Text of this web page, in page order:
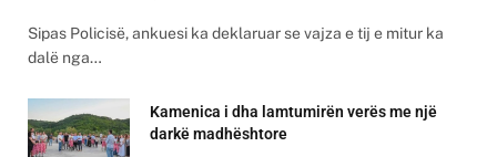
Sipas Policisë, ankuesi ka deklaruar se vajza e tij e mitur ka
dalë nga…
Kamenica i dha lamtumirën verës me një
darkë madhështore